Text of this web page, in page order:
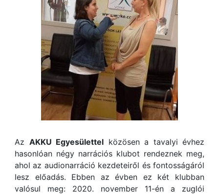
Az AKKU Egyesülettel közösen a tavalyi évhez
hasonlóan négy narrációs klubot rendeznek meg,
ahol az audionarráció kezdeteiről és fontosságáról
lesz előadás. Ebben az évben ez két klubban
valósul meg: 2020. november 11-én a zuglói